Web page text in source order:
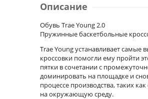
Описание
Обувь Trae Young 2.0
Пружинные баскетбольные
Trae Young устанавливает самые
кроссовки помогли ему пройти
пятки в сочетании с
доминировать на площадке и
процессе производства, таких
на окружающую среду.